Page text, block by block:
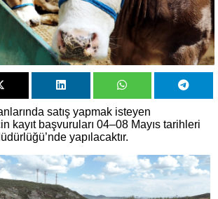
satış yapmak isteyen
kayıt başvuruları 04–08 Mayıs tarihleri
yapılacaktır.